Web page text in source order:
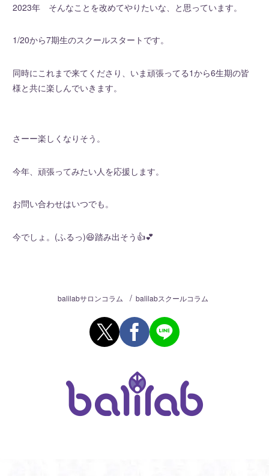
2023年 そんなことを改めてやりたいな、と思っています。
1/20から7期生のスクールスタートです。
同時にこれまで来てくださり、いま頑張ってる1から6生期の皆
様と共に楽しんでいきます。
さーー楽しくなりそう。
今年、頑張ってみたい人を応援します。
お問い合わせはいつでも。
今でしょ。(ふるっ)😆踏み出そう👍💕
balilabサロンコラム / balilabスクールコラム